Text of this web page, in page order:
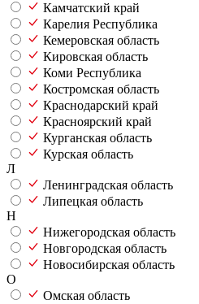
Камчатский край
Карелия Республика
Кемеровская область
Кировская область
Коми Республика
Костромская область
Краснодарский край
Красноярский край
Курганская область
Курская область
Л
Ленинградская область
Липецкая область
Н
Нижегородская область
Новгородская область
Новосибирская область
О
Омская область